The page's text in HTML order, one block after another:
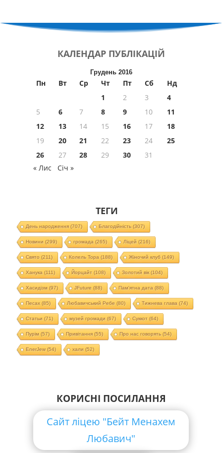
КАЛЕНДАР ПУБЛІКАЦІЙ
Грудень 2016
Пн Вт Ср Чт Пт Сб
Нд
1
2 3
4
5
6 7 8 9 10
11
12
13 14 15 16 17
18
19
20 21 22 23 24
25
26
27 28 29 30
31
« Лис
Січ »
ТЕГИ
День народження(707) Благодійність (307)
Новини (299) громада (265) Ліцей (216)
Свято (211) Колель Тора (188) Жіночий клуб (149)
Ханука (111) Йорцайт (108) Золотий вік(104)
Хасидізм (97) JFuture (88) Пам'ятна дата (88)
Песах(85) Любавичський Ребе (80) Тижнева глава (74)
Статьи (71) музей громади (67) Суккот (64)
Пурім (57) Привітання(55) Про нас говорять (54)
EnerJew(54) хали (52)
КОРИСНІ ПОСИЛАННЯ
Сайт ліцею "Бейт Менахем
Любавич"